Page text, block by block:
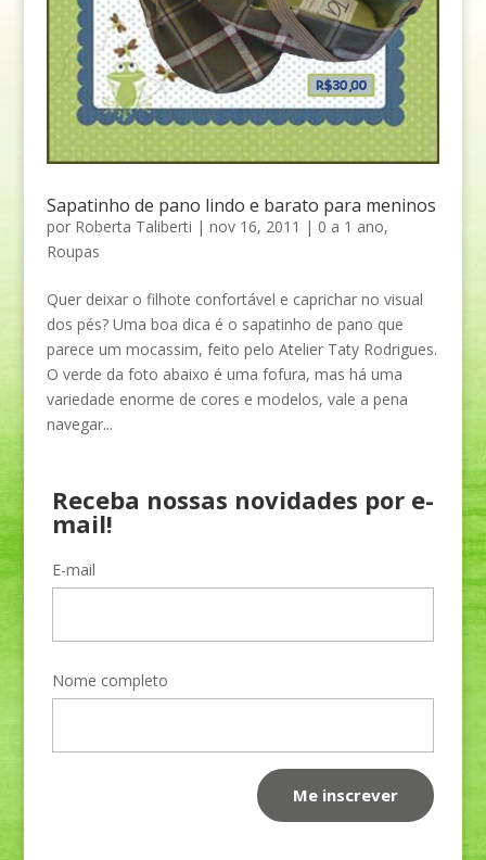
Sapatinho de pano lindo e barato para meninos
por Roberta Taliberti | nov 16, 2011 | 0 a 1 ano,
Roupas
Quer deixar o filhote confortável e caprichar no visual
dos pés? Uma boa dica é o sapatinho de pano que
parece um mocassim, feito pelo Atelier Taty Rodrigues.
O verde da foto abaixo é uma fofura, mas há uma
variedade enorme de cores e modelos, vale a pena
navegar...
Receba nossas novidades por e-
mail!
E-mail
Nome completo